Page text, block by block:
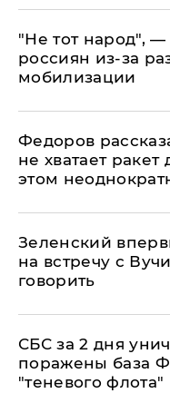
​"Не тот народ",
россиян из-за
мобилизации
Федоров
не хватает
этом
Зеленский
на встречу с
говорить
СБС за 2 дня
поражены база
"теневого флота"